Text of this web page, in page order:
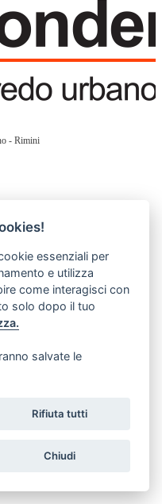
- Rimini
essenziali per
e utilizza
come interagisci con
solo dopo il tuo
salvate le
Rifiuta tutti
Chiudi